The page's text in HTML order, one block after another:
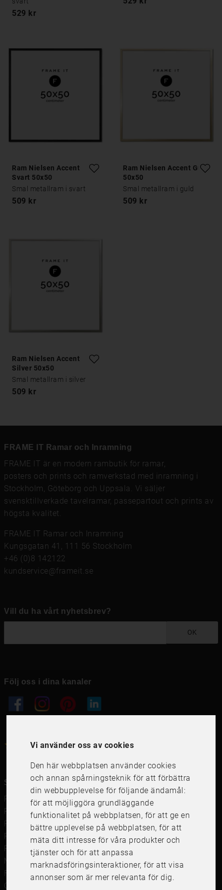
Vi använder oss av cookies
Den här webbplatsen använder cookies
och annan spårningsteknik för att förbättra
din webbupplevelse för följande ändamål:
för att möjliggöra grundläggande
funktionalitet på webbplatsen, för att ge en
bättre upplevelse på webbplatsen,för att
mäta ditt intresse för våra produkter och
tjänster och för att anpassa
marknadsföringsinteraktioner,för att visa
annonser som är mer relevanta för dig.
529 kr
Ram Nielsen Accent
Svart 50x50
Smal metallram i svart
509 kr
Ram Nielsen Accent Guld
50x50
Smal metallram i guld
509 kr
Ram Nielsen Accent
Silver 50x50
Smal metallram i silver
509 kr
FRAME IT Ramar och Inramning
FRAME IT är en modern rambutik för ramar
posters och prints och ramverkstad med inramning i
Stockholm, Göteborg och Uppsala. Vi säljer
svensktillverkade tavelramar, passepartout och prints av
högsta kvalitet.
FRAME IT Ramar och Inramning
Kungsgatan 41, 111 56 Stockholm
+46 (0)8 142122
kundservice@frameit.se
Vill du ha vårt nyhetsbrev?
OK
Följ oss i dina kanaler
4.64.6 / 5 1000+ Recensioner
Snabblänkar
Ramar
Ramar till Samsung The Frame
Ramverkstad & inramning
Passepartout
Posters
Måttbeställd passepartout
Framkalla bilder
Canvastavla